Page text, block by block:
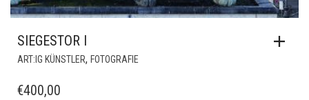
SIEGESTOR I
ART:IG KÜNSTLER, FOTOGRAFIE
€400,00